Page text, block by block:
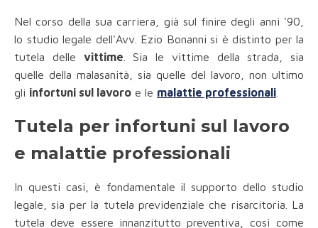
Nel corso della sua carriera, già sul finire degli anni '90,
lo studio legale dell'Avv. Ezio Bonanni si è distinto per la
tutela delle vittime . Sia le vittime della strada, sia
quelle della malasanità, sia quelle del lavoro, non ultimo
gli infortuni sul lavoro e le malattie professionali
Tutela per infortuni sul lavoro
e malattie professionali
In questi casi, è fondamentale il supporto dello studio
legale, sia per la tutela previdenziale che risarcitoria. La
tutela deve essere innanzitutto preventiva, così come